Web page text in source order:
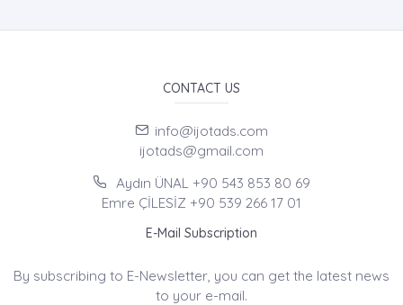
CONTACT US
info@ijotads.com
ijotads@gmail.com
Aydın ÜNAL +90 543 853 80 69
Emre ÇİLESİZ +90 539 266 17 01
E-Mail Subscription
By subscribing to E-Newsletter, you can get the latest news
to your e-mail.